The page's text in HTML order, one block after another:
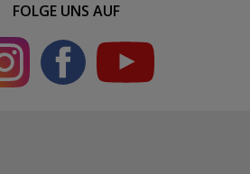
FOLGE UNS AUF